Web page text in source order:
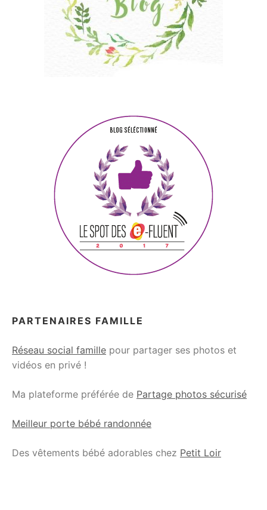
PARTENAIRES FAMILLE
Réseau social famille pour partager ses photos et
vidéos en privé !
Ma plateforme préférée de Partage photos sécurisé
Meilleur porte bébé randonnée
Des vêtements bébé adorables chez Petit Loir